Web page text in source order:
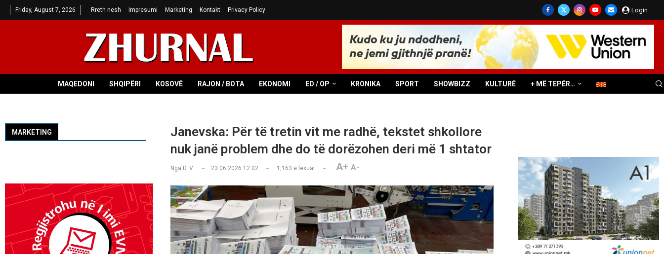
Friday, August 7, 2026 Rreth nesh Impresumi Marketing Kontakt Privacy Policy Login
MAQEDONI SHQIPËRI KOSOVË RAJON / BOTA EKONOMI ED / OP KRONIKA SPORT SHOWBIZZ KULTURË + MË TEPËR…
Janevska: Për të tretin vit me radhë, tekstet shkollore
nuk janë problem dhe do të dorëzohen deri më 1 shtator
Nga D. V. 23.06.2026 12:02 1,163 e lexuar A+ A-
MARKETING